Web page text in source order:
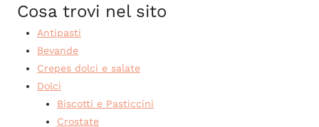
Cosa trovi nel sito
Antipasti
Bevande
Crepes dolci e salate
Dolci
Biscotti e Pasticcini
Crostate